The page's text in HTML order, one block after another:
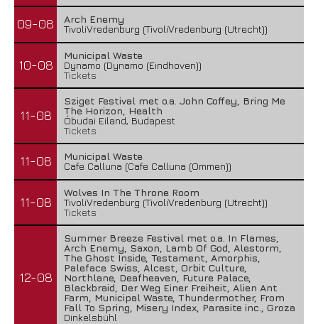
09-08
Arch Enemy
TivoliVredenburg (TivoliVredenburg (Utrecht))
10-08
Municipal Waste
Dynamo (Dynamo (Eindhoven))
Tickets
11-08
Sziget Festival met o.a. John Coffey, Bring Me
The Horizon, Health
Óbudai Eiland, Budapest
Tickets
11-08
Municipal Waste
Cafe Calluna (Cafe Calluna (Ommen))
11-08
Wolves In The Throne Room
TivoliVredenburg (TivoliVredenburg (Utrecht))
Tickets
12-08
Summer Breeze Festival met o.a. In Flames,
Arch Enemy, Saxon, Lamb Of God, Alestorm,
The Ghost Inside, Testament, Amorphis,
Paleface Swiss, Alcest, Orbit Culture,
Northlane, Deafheaven, Future Palace,
Blackbraid, Der Weg Einer Freiheit, Alien Ant
Farm, Municipal Waste, Thundermother, From
Fall To Spring, Misery Index, Parasite inc., Groza
Dinkelsbühl